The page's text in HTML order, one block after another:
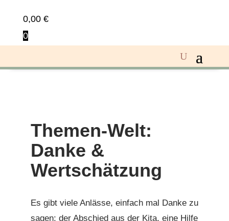
0,00 €
0
Themen-Welt:
Danke &
Wertschätzung
Es gibt viele Anlässe, einfach mal Danke zu
sagen: der Abschied aus der Kita, eine Hilfe